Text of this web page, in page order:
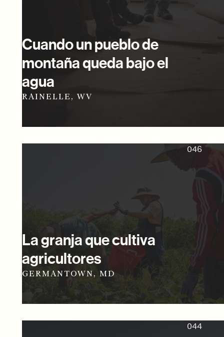
Cuando un pueblo de
montaña queda bajo el
agua
RAINELLE, WV
046
La granja que cultiva
agricultores
GERMANTOWN, MD
044